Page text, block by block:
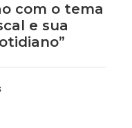
com o tema
e sua